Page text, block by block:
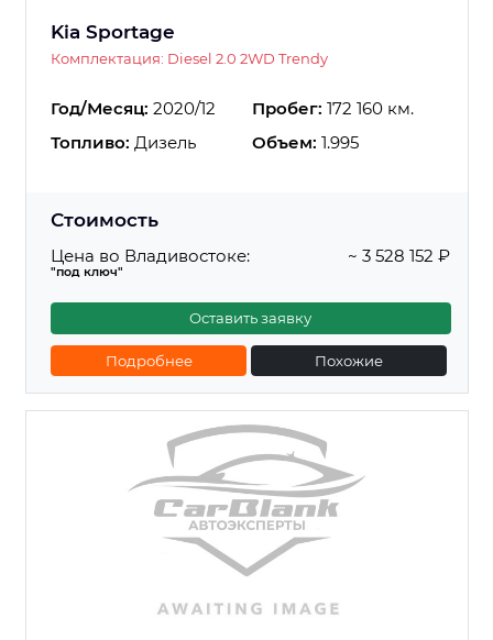
Kia Sportage
Комплектация: Diesel 2.0 2WD Trendy
Год/Месяц: 2020/12 Пробег: 172 160 км.
Топливо: Дизель Объем: 1.995
Стоимость
Цена во Владивостоке:
"под ключ"
~ 3 528 152 ₽
Оставить заявку
Подробнее Похожие